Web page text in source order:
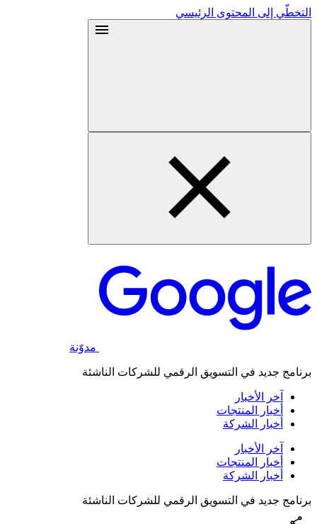
التخطّي إلى المحتوى الرئيسي
مدوّنة
برنامج جديد في التسويق الرقمي للشركات الناشئة
آخر الأخبار
أخبار المنتجات
أخبار الشركة
آخر الأخبار
أخبار المنتجات
أخبار الشركة
برنامج جديد في التسويق الرقمي للشركات الناشئة